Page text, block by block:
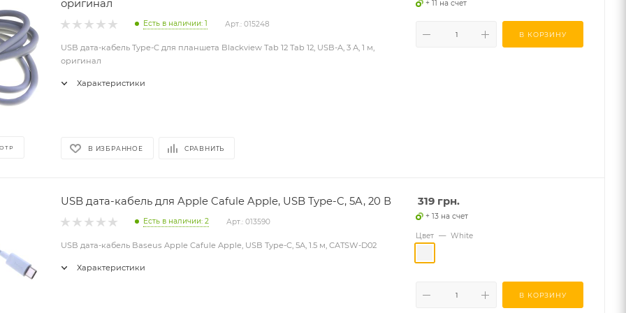
оригинал
Есть в наличии: 1 Арт.: 015248
USB дата-кабель Type-C для планшета Blackview Tab 12 Tab 12, USB-A, 3 А, 1 м,
оригинал
Характеристики
В ИЗБРАННОЕ СРАВНИТЬ
+ 11 на счет
В КОРЗИНУ
USB дата-кабель для Apple Cafule Apple, USB Type-C, 5A, 20 В
Есть в наличии: 2 Арт.: 013590
USB дата-кабель Baseus Apple Cafule Apple, USB Type-C, 5A, 1.5 м, CATSW-D02
Характеристики
319 грн.
+ 13 на счет
Цвет — White
В КОРЗИНУ